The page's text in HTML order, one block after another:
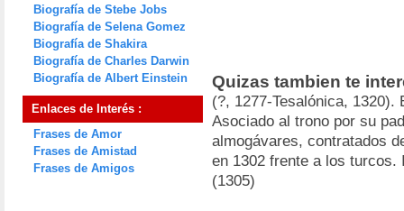
Biografía de Stebe Jobs
Biografía de Selena Gomez
Biografía de Shakira
Biografía de Charles Darwin
Biografía de Albert Einstein
Enlaces de Interés :
Frases de Amor
Frases de Amistad
Frases de Amigos
Quizas tambien te
(?, 1277-Tesalónica, 1320).
Asociado al trono por su
almogávares, contratados
en 1302 frente a los turcos.
(1305)